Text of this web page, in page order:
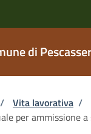
di
pane
/ Vita lavorativa /
per ammissione